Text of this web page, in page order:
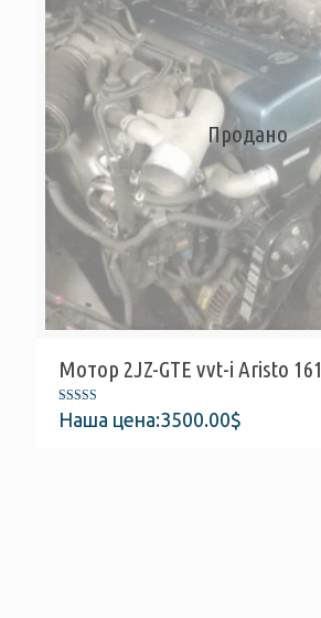
Продано
Мотор 2JZ-GTE vvt-i Aristo 161
Rated
5.00
Наша цена:3500.00$